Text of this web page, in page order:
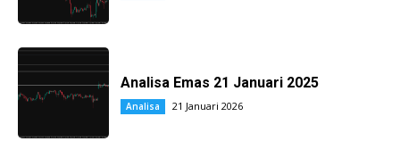
Analisa Emas 21 Januari 2025
Analisa 21 Januari 2026